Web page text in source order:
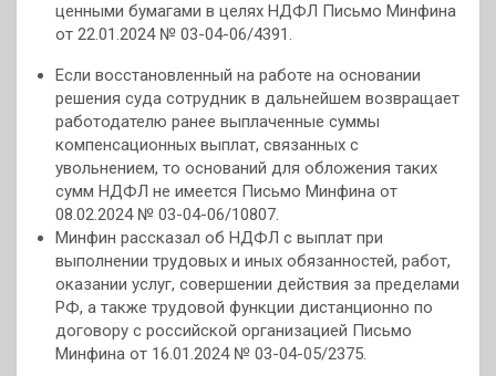
ценными бумагами в целях НДФЛ Письмо Минфина
от 22.01.2024 № 03-04-06/4391.
Если восстановленный на работе на основании
решения суда сотрудник в дальнейшем возвращает
работодателю ранее выплаченные суммы
компенсационных выплат, связанных с
увольнением, то оснований для обложения таких
сумм НДФЛ не имеется Письмо Минфина от
08.02.2024 № 03-04-06/10807.
Минфин рассказал об НДФЛ с выплат при
выполнении трудовых и иных обязанностей, работ,
оказании услуг, совершении действия за пределами
РФ, а также трудовой функции дистанционно по
договору с российской организацией Письмо
Минфина от 16.01.2024 № 03-04-05/2375.